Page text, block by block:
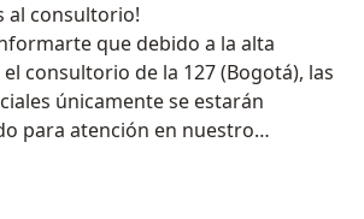
al consultorio!
que debido a la alta
consultorio de la 127 (Bogotá), las
únicamente se estarán
para atención en nuestro
Chía, Cundinamarca. No te
estando disponibles para